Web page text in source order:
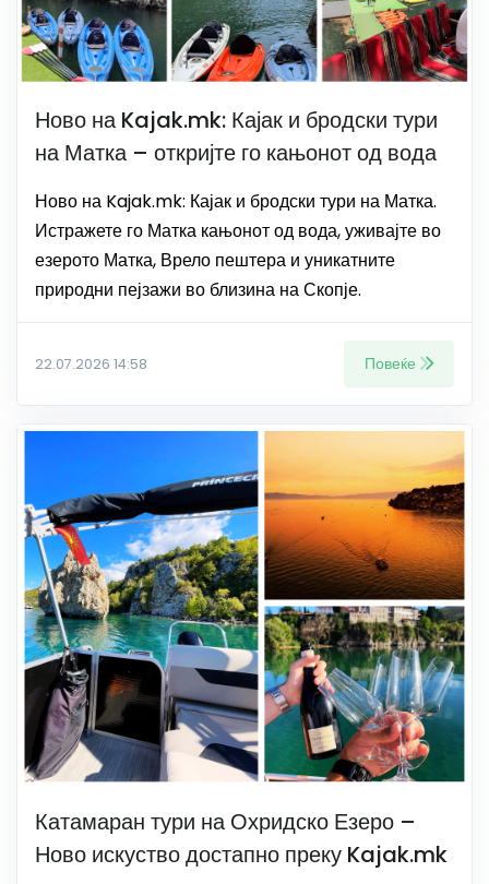
Ново на Kajak.mk: Кајак и бродски тури
на Матка – откријте го кањонот од вода
Ново на Kajak.mk: Кајак и бродски тури на Матка.
Истражете го Матка кањонот од вода, уживајте во
езерото Матка, Врело пештера и уникатните
природни пејзажи во близина на Скопје.
22.07.2026 14:58 Повеќе
Катамаран тури на Охридско Езеро –
Ново искуство достапно преку Kajak.mk